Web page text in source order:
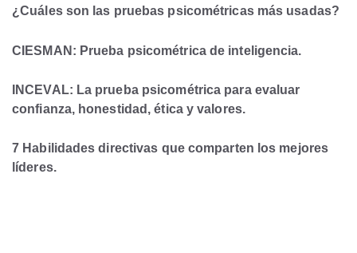
¿Cuáles son las pruebas psicométricas más usadas?
CIESMAN: Prueba psicométrica de inteligencia.
INCEVAL: La prueba psicométrica para evaluar
confianza, honestidad, ética y valores.
7 Habilidades directivas que comparten los mejores
líderes.